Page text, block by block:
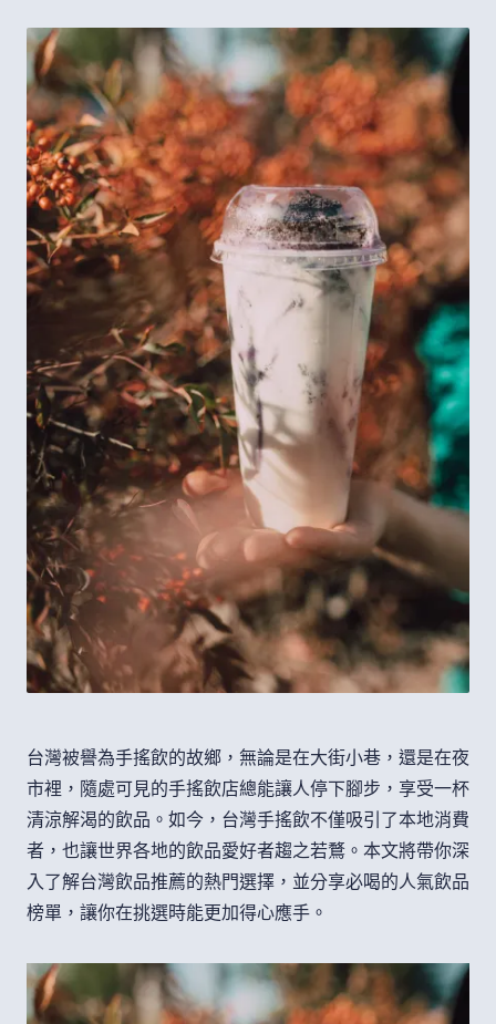
台灣被譽為手搖飲的故鄉，無論是在大街小巷，還是在夜
市裡，隨處可見的手搖飲店總能讓人停下腳步，享受一杯
清涼解渴的飲品。如今，台灣手搖飲不僅吸引了本地消費
者，也讓世界各地的飲品愛好者趨之若鶩。本文將帶你深
入了解台灣飲品推薦的熱門選擇，並分享必喝的人氣飲品
榜單，讓你在挑選時能更加得心應手。